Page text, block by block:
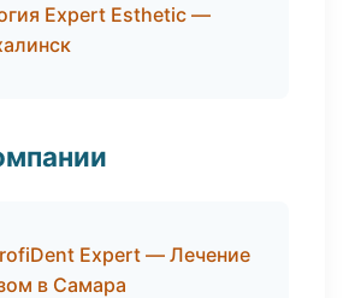
Expert Esthetic —
Expert — Лечение
в Самара